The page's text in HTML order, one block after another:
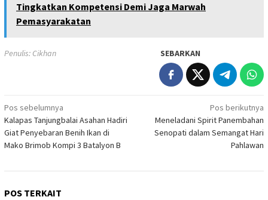
Tingkatkan Kompetensi Demi Jaga Marwah
Pemasyarakatan
Penulis: Cikhan SEBARKAN
Navigasi
pos
Pos sebelumnya
Kalapas Tanjungbalai Asahan Hadiri
Giat Penyebaran Benih Ikan di
Mako Brimob Kompi 3 Batalyon B
Pos berikutnya
Meneladani Spirit Panembahan
Senopati dalam Semangat Hari
Pahlawan
POS TERKAIT